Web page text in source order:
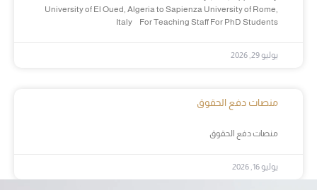
University of El Oued, Algeria to Sapienza University of Rome,
Italy For Teaching Staff For PhD Students
يوليو 29, 2026
منصات دفع الحقوق
منصات دفع الحقوق
يوليو 16, 2026